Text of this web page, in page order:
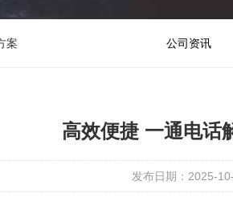
案 公司资讯
高效便捷 一通电话
发布日期：2025-